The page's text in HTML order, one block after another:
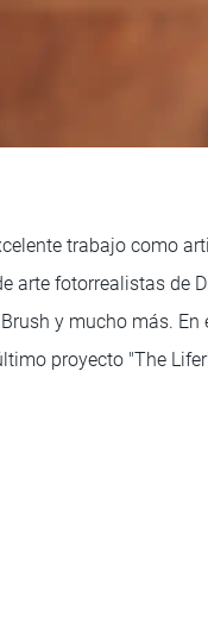
trabajo como
arte fotorrealistas de
y mucho más.
proyecto "The